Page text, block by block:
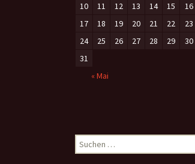
10
11 12 13 14 15
16
17
18 19 20 21 22
23
24
25 26 27 28 29
30
31
« Mai
Suchen
nach: